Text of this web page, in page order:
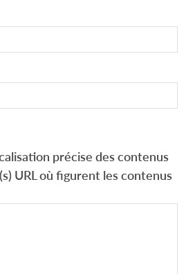
précise des contenus
URL où figurent les contenus